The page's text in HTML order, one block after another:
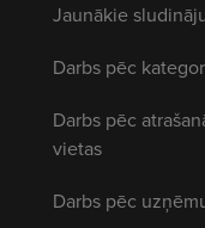
Jaunākie
Darbs pēc
Darbs pēc
vietas
Darbs pēc